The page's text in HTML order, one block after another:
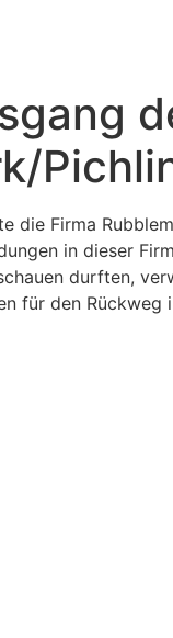
die Firma
in dieser
durften,
für den Rückweg